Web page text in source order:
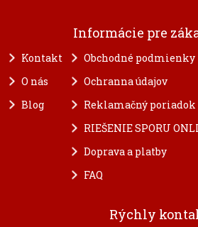
Informácie pre
Kontakt
O nás
Blog
Obchodné podmienky
Ochranna údajov
Reklamačný poriadok
RIEŠENIE SPORU
Doprava a platby
FAQ
Rýchly